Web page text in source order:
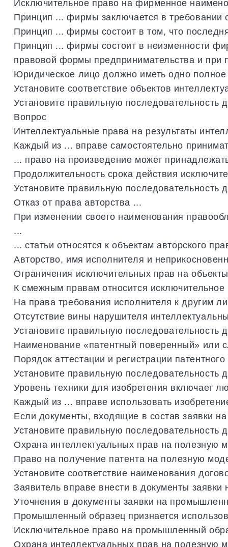
Исключительное право на фирменное
Принцип ...фирмы заключается в требовании
Принцип ...фирмы состоит в том, что
Принцип ...фирмы состоит в неизменности
правовой формы предпринимательства и при
Юридическое лицо должно иметь одно полное
Установите соответствие объектов
Установите правильную последовательность
Вопрос
Интеллектуальные права на результаты
Каждый из ... вправе самостоятельно
... право на произведение может
Продолжительность срока действия
Установите правильную последовательность
Отказ от права авторства ...
При изменении своего наименования
...
...статьи относятся к объектам авторского
Авторство, имя исполнителя и
Ограничения исключительных прав на объекты
К смежным правам относится исключительное
На права требования исполнителя к другим
Отсутствие вины нарушителя
Установите правильную последовательность
Наименование «патентный поверенный» или
Порядок аттестации и регистрации патентного
Установите правильную последовательность
Уровень техники для изобретения включает
Каждый из ... вправе использовать
Если документы, входящие в состав заявки на
Установите правильную последовательность
Охрана интеллектуальных прав на полезную
Право на получение патента на полезную
Установите соответствие наименования
Заявитель вправе внести в документы заявки
Уточнения в документы заявки на
Промышленный образец признается
Исключительное право на промышленный
Охрана интеллектуальных прав на полезную